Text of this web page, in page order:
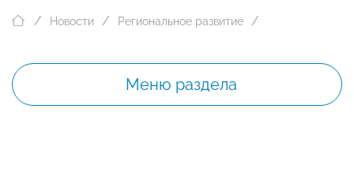
Новости Региональное развитие
Меню раздела